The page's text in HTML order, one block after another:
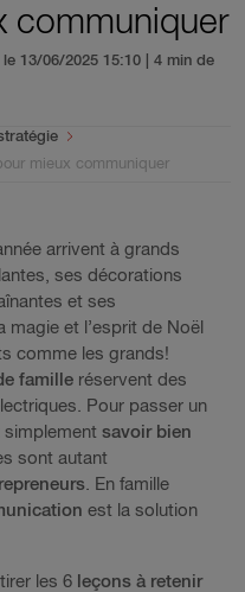
communiquer
13/06/2025 15:10
| 4 min de
mieux communiquer
arrivent à grands
ses décorations
et ses
et l’esprit de Noël
comme les grands!
famille réservent des
Pour passer un
savoir bien
sont autant
. En famille
est la solution
les 6 leçons à retenir